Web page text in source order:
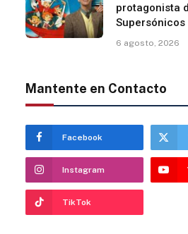
protagonista
Supersónicos
6 agosto, 2026
Mantente en Contacto
Facebook
Instagram
TikTok